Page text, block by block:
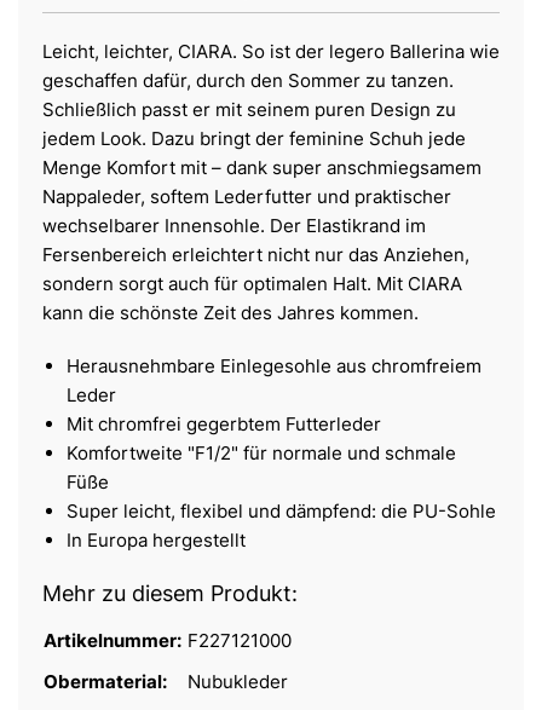
Leicht, leichter, CIARA. So ist der legero Ballerina wie
geschaffen dafür, durch den Sommer zu tanzen.
Schließlich passt er mit seinem puren Design zu
jedem Look. Dazu bringt der feminine Schuh jede
Menge Komfort mit – dank super anschmiegsamem
Nappaleder, softem Lederfutter und praktischer
wechselbarer Innensohle. Der Elastikrand im
Fersenbereich erleichtert nicht nur das Anziehen,
sondern sorgt auch für optimalen Halt. Mit CIARA
kann die schönste Zeit des Jahres kommen.
Herausnehmbare Einlegesohle aus chromfreiem
Leder
Mit chromfrei gegerbtem Futterleder
Komfortweite "F1/2" für normale und schmale
Füße
Super leicht, flexibel und dämpfend: die PU-Sohle
In Europa hergestellt
Mehr zu diesem Produkt:
Artikelnummer: F227121000
Obermaterial:
Nubukleder